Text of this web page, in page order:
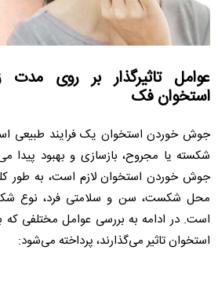
عوامل تاثیرگذار بر روی
استخوان‌ فک
جوش خوردن استخوان یک فرایند طبیعی
شکسته یا مجروح، بازسازی و بهبود پیدا
جوش خوردن استخوان لازم است، به طور
محل شکست، سن و سلامتی فرد، نوع
است. در ادامه به بررسی عوامل مختلفی
استخوان تاثیر می‌گذارند، پرداخته می‌شود: